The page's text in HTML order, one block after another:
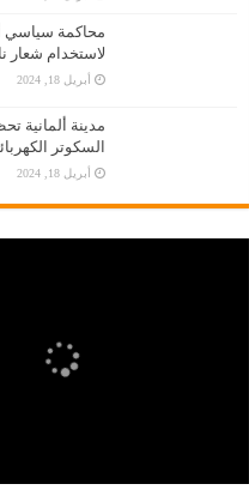
محاكمة سياسي
لاستخدام شعار
أبريل 18, 2024
مدينة ألمانية
السكوتر
أبريل 18, 2024